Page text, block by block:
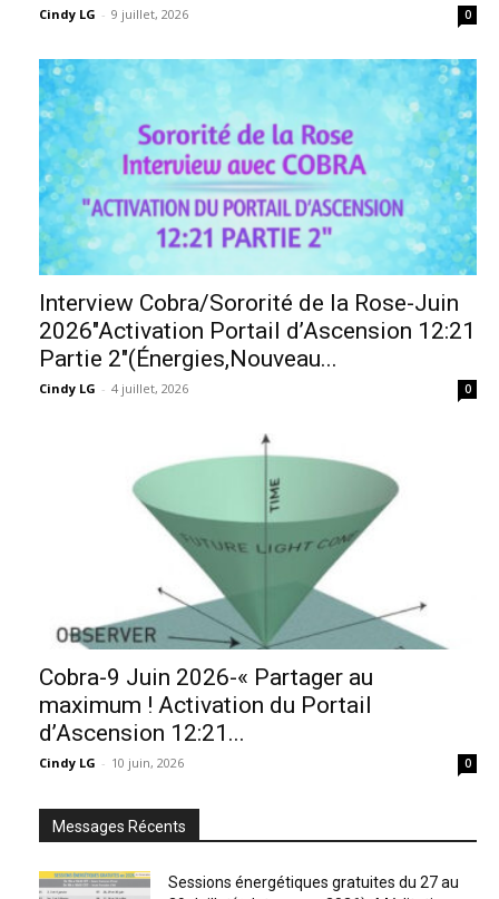
Cindy LG - 9 juillet, 2026 0
Interview Cobra/Sororité de la Rose-Juin
2026″Activation Portail d’Ascension 12:21
Partie 2″(Énergies,Nouveau...
Cindy LG - 4 juillet, 2026 0
Cobra-9 Juin 2026-« Partager au
maximum ! Activation du Portail
d’Ascension 12:21...
Cindy LG - 10 juin, 2026 0
Messages Récents
Sessions énergétiques gratuites du 27 au